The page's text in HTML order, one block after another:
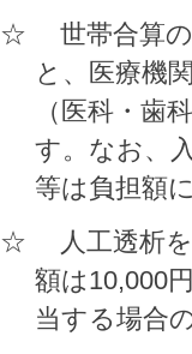
☆ 世帯合算の
と、医療機
（医科・歯
す。なお、
等は負担額
☆ 人工透析を
額は10,000
当する場合